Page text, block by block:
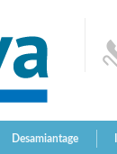
Desamiantage